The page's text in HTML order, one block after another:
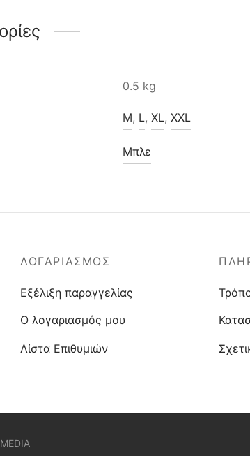
0.5 kg
M, L, XL, XXL
Μπλε
ΛΟΓΑΡΙΑΣΜΟΣ
Εξέλιξη παραγγελίας
Ο λογαριασμός μου
Λίστα Επιθυμιών